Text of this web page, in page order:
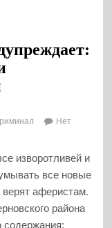
Нет
изворотливей и
все новые
аферистам.
района